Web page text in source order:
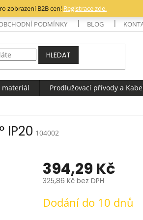
zobrazení B2B cen! Registrace zde.
PODMÍNKY BLOG
HLEDAT
materiál Prodlužovací přívody a
IP20 104002
394,29 Kč
325,86 Kč bez DPH
cena:
Dodání do 10 dnů